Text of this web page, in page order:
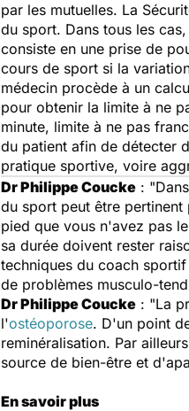
par les mutuelles. La
du sport. Dans tous les
consiste en une prise de
cours de sport si la
médecin procède à un
pour obtenir la limite à ne
minute, limite à ne pas
du patient afin de détecter
pratique sportive, voire
Dr Philippe Coucke :
du sport peut être
pied que vous n'avez pas
sa durée doivent rester
techniques du coach
de problèmes musculo-
Dr Philippe Coucke : "La
l'ostéoporose. D'un point
reminéralisation. Par
source de bien-être et
En savoir plus